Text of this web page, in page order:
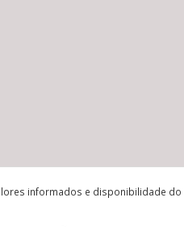
informados e disponibilidade